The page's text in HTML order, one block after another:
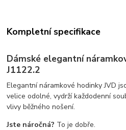
Kompletní specifikace
Dámské elegantní
J1122.2
Elegantní náramkové hodinky JVD
velice odolné, vydrží každodenní
vlivy běžného nošení.
Jste náročná? To je dobře.